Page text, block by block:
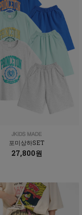
포미상하SET
27,800원